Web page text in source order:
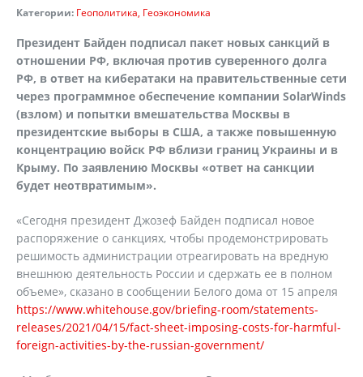
Категории: Геополитика Геоэкономика
Президент Байден подписал пакет новых санкций в
отношении РФ, включая против суверенного долга
РФ, в ответ на кибератаки на правительственные сети
через программное обеспечение компании SolarWinds
(взлом) и попытки вмешательства Москвы в
президентские выборы в США, а также повышенную
концентрацию войск РФ вблизи границ Украины и в
Крыму. По заявлению Москвы «ответ на санкции
будет неотвратимым».
«Сегодня президент Джозеф Байден подписал новое
распоряжение о санкциях, чтобы продемонстрировать
решимость администрации отреагировать на вредную
внешнюю деятельность России и сдержать ее в полном
объеме», сказано в сообщении Белого дома от 15 апреля
https://www.whitehouse.gov/briefing-room/statements-
releases/2021/04/15/fact-sheet-imposing-costs-for-harmful-
foreign-activities-by-the-russian-government/